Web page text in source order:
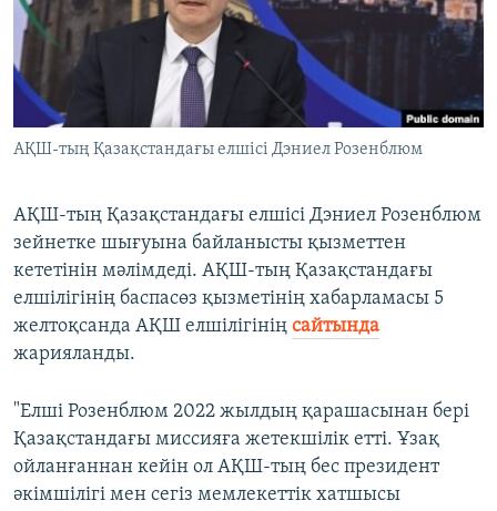
ЖАЗЫЛЫҢЫЗ
Басқа тілдерде
АҚШ-тың Қазақстандағы елшісі Дэниел Розенблюм
АҚШ-тың Қазақстандағы елшісі Дэниел Розенблюм
зейнетке шығуына байланысты қызметтен
кететінін мәлімдеді. АҚШ-тың Қазақстандағы
елшілігінің баспасөз қызметінің хабарламасы 5
желтоқсанда АҚШ елшілігінің сайтында
жарияланды.
"Елші Розенблюм 2022 жылдың қарашасынан бері
Қазақстандағы миссияға жетекшілік етті. Ұзақ
ойланғаннан кейін ол АҚШ-тың бес президент
әкімшілігі мен сегіз мемлекеттік хатшысы